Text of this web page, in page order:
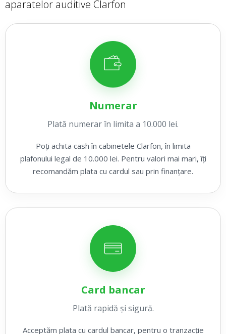
aparatelor auditive Clarfon
Numerar
Plată numerar în limita a 10.000 lei.
Poți achita cash în cabinetele Clarfon, în limita
plafonului legal de 10.000 lei. Pentru valori mai mari, îți
recomandăm plata cu cardul sau prin finanțare.
Card bancar
Plată rapidă și sigură.
Acceptăm plata cu cardul bancar, pentru o tranzacție